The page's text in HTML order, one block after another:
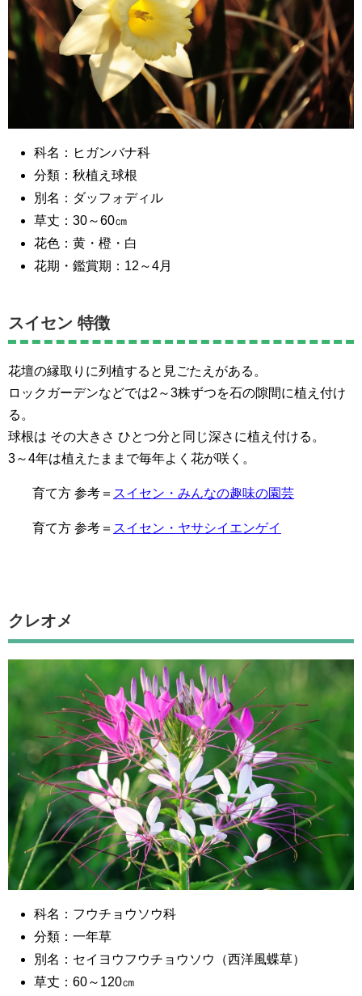
科名：ヒガンバナ科
分類：秋植え球根
別名：ダッフォディル
草丈：30～60㎝
花色：黄・橙・白
花期・鑑賞期：12～4月
スイセン 特徴
花壇の縁取りに列植すると見ごたえがある。
ロックガーデンなどでは2～3株ずつを石の隙間に植え付け
る。
球根は その大きさ ひとつ分と同じ深さに植え付ける。
3～4年は植えたままで毎年よく花が咲く。
育て方 参考＝ スイセン・みんなの趣味の園芸
育て方 参考＝ スイセン・ヤサシイエンゲイ
クレオメ
科名：フウチョウソウ科
分類：一年草
別名：セイヨウフウチョウソウ（西洋風蝶草）
草丈：60～120㎝